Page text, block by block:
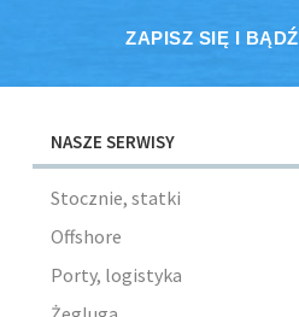
ZAPISZ SIĘ I
NASZE SERWISY
Stocznie, statki
Offshore
Porty, logistyka